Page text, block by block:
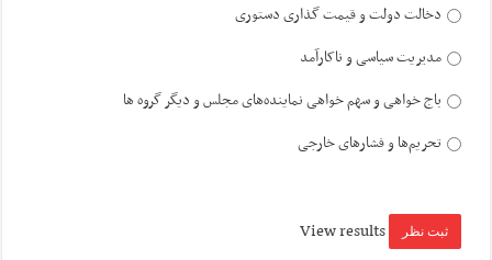
دخالت دولت و قیمت گذاری دستوری
مدیریت سیاسی و ناکارآمد
باج خواهی و سهم خواهی نماینده‌های مجلس و دیگر گروه ها
تحریم‌ها و فشارهای خارجی
View results